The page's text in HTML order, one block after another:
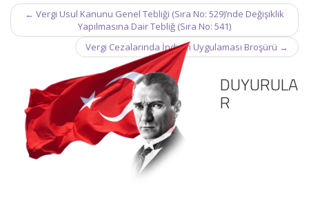
Post
navigation
← Vergi Usul Kanunu Genel Tebliği (Sıra No: 529)’nde Değişiklik
Yapılmasına Dair Tebliğ (Sıra No: 541)
Vergi Cezalarında İndirim Uygulaması Broşürü →
DUYURULA
R